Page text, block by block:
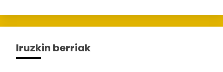
Iruzkin berriak